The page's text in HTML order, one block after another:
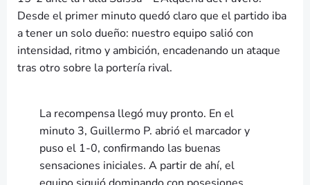
Desde el primer minuto quedó claro que el partido iba
a tener un solo dueño: nuestro equipo salió con
intensidad, ritmo y ambición, encadenando un ataque
tras otro sobre la portería rival.
La recompensa llegó muy pronto. En el
minuto 3, Guillermo P. abrió el marcador y
puso el 1-0, confirmando las buenas
sensaciones iniciales. A partir de ahí, el